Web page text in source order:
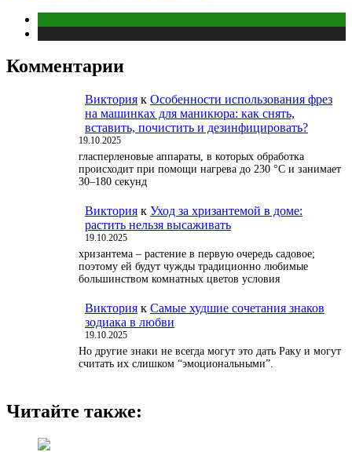
Комментарии
Виктория к Особенности использования фрез
на машинках для маникюра: как снять,
вставить, почистить и дезинфицировать?
19.10.2025
гласперленовые аппараты, в которых обработка
происходит при помощи нагрева до 230 °С и занимает
30–180 секунд
Виктория к Уход за хризантемой в доме:
растить нельзя высаживать
19.10.2025
хризантема – растение в первую очередь садовое;
поэтому ей будут чужды традиционно любимые
большинством комнатных цветов условия
Виктория к Самые худшие сочетания знаков
зодиака в любви
19.10.2025
Но другие знаки не всегда могут это дать Раку и могут
считать их слишком “эмоциональными”.
Читайте также: